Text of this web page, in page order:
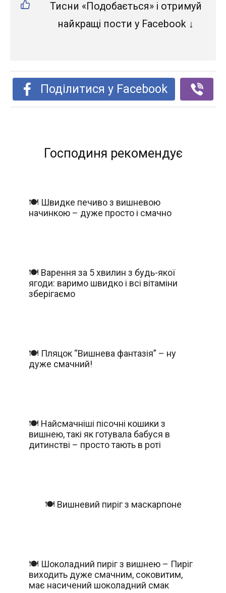
Тисни «Подобається» і отримуй
найкращі пости у Facebook ↓
Поділитися у Facebook
Господиня рекомендує
🍽️ Швидке печиво з вишневою
начинкою – дуже просто і смачно
🍽️ Варення за 5 хвилин з будь-якої
ягоди: варимо швидко і всі вітаміни
зберігаємо
🍽️ Пляцок “Вишнева фантазія” – ну
дуже смачний!
🍽️ Найсмачніші пісочні кошики з
вишнею, такі як готувала бабуся в
дитинстві – просто тають в роті
🍽️ Вишневий пиріг з маскарпоне
🍽️ Шоколадний пиріг з вишнею – Пиріг
виходить дуже смачним, соковитим,
має насичений шоколадний смак